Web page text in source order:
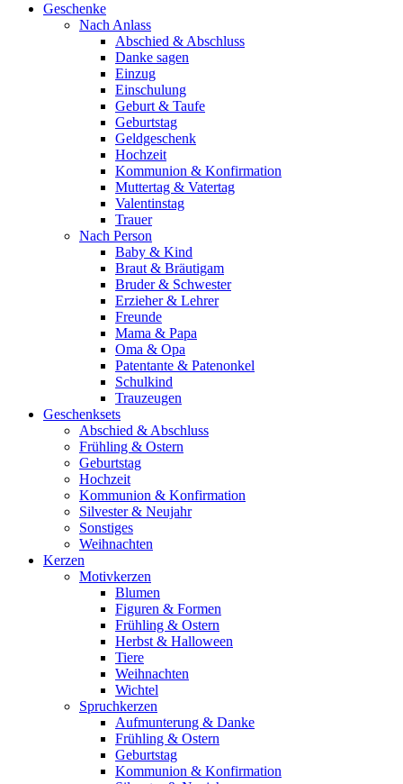
Geschenke
Nach Anlass
Abschied & Abschluss
Danke sagen
Einzug
Einschulung
Geburt & Taufe
Geburtstag
Geldgeschenk
Hochzeit
Kommunion & Konfirmation
Muttertag & Vatertag
Valentinstag
Trauer
Nach Person
Baby & Kind
Braut & Bräutigam
Bruder & Schwester
Erzieher & Lehrer
Freunde
Mama & Papa
Oma & Opa
Patentante & Patenonkel
Schulkind
Trauzeugen
Geschenksets
Abschied & Abschluss
Frühling & Ostern
Geburtstag
Hochzeit
Kommunion & Konfirmation
Silvester & Neujahr
Sonstiges
Weihnachten
Kerzen
Motivkerzen
Blumen
Figuren & Formen
Frühling & Ostern
Herbst & Halloween
Tiere
Weihnachten
Wichtel
Spruchkerzen
Aufmunterung & Danke
Frühling & Ostern
Geburtstag
Kommunion & Konfirmation